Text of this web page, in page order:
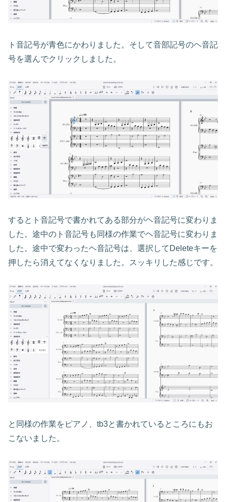
ト音記号が青色にかわりました。そして音部記号のヘ音記
号を選んでクリックしました。
するとト音記号で書かれてある部分がヘ音記号に変わりま
した。途中のト音記号も同様の作業でヘ音記号に変わりま
した。途中で変わったヘ音記号は、選択してDeleteキーを
押したら消えてなくなりました。スッキリした感じです。
と同様の作業をピアノ、tb3と書かれているところにもお
こないました。